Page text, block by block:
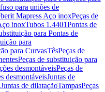
para uniões de
Mapress Aço inoxPeças de
inoxTubos 1.4401Pontas de
para Pontas de
para
para CurvasTêsPeças de
Peças de substituição para
desmontáveisPeças de
desmontáveisJuntas de
de dilataçãoTampasPeças